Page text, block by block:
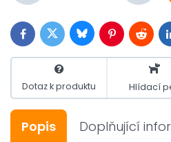
FacebookTwitterBlueskyPinterestReddit
Dotaz k produktu Hlídací
Popis
Doplňující